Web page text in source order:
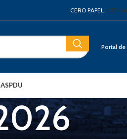
CERO PAPEL
Portal de
PDU